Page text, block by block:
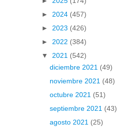
► 2024 (457)
► 2023 (426)
► 2022 (384)
▼ 2021 (542)
diciembre 2021 (49)
noviembre 2021 (48)
octubre 2021 (51)
septiembre 2021 (43)
agosto 2021 (25)